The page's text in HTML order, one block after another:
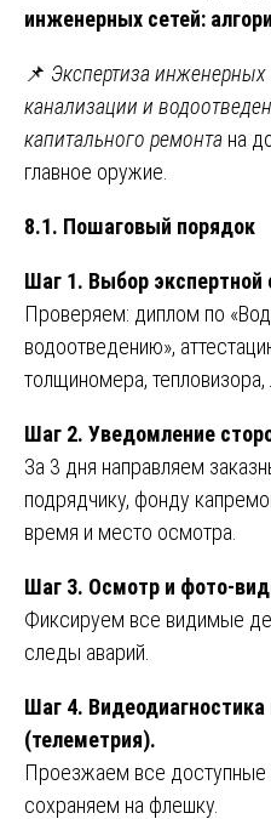
инженерных сетей:
📌 Экспертиза
канализации и
капитального ремонта на
главное оружие.
8.1. Пошаговый порядок
Шаг 1. Выбор экспертной
Проверяем: диплом по
водоотведению»,
толщиномера, тепловизора,
Шаг 2. Уведомление
За 3 дня направляем
подрядчику, фонду
время и место осмотра.
Шаг 3. Осмотр и фото-
Фиксируем все видимые
следы аварий.
Шаг 4. Видеодиагностика
(телеметрия).
Проезжаем все доступные
сохраняем на флешку.